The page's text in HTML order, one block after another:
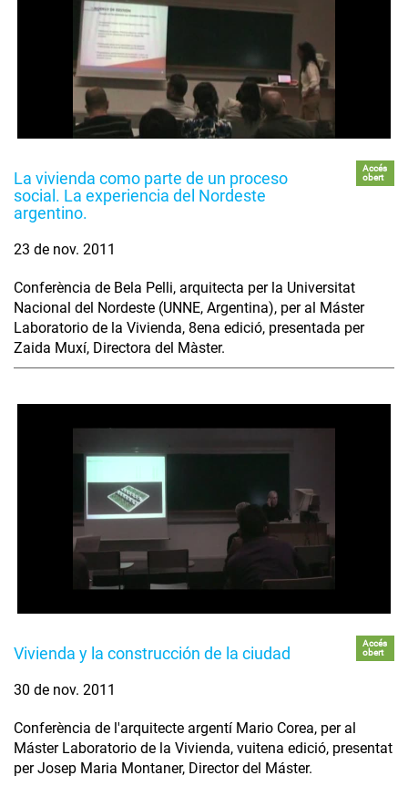
La vivienda como parte de un proceso
social. La experiencia del Nordeste
argentino.
Accés
obert
23 de nov. 2011
Conferència de Bela Pelli, arquitecta per la Universitat
Nacional del Nordeste (UNNE, Argentina), per al Máster
Laboratorio de la Vivienda, 8ena edició, presentada per
Zaida Muxí, Directora del Màster.
Vivienda y la construcción de la ciudad
Accés
obert
30 de nov. 2011
Conferència de l'arquitecte argentí Mario Corea, per al
Máster Laboratorio de la Vivienda, vuitena edició, presentat
per Josep Maria Montaner, Director del Máster.